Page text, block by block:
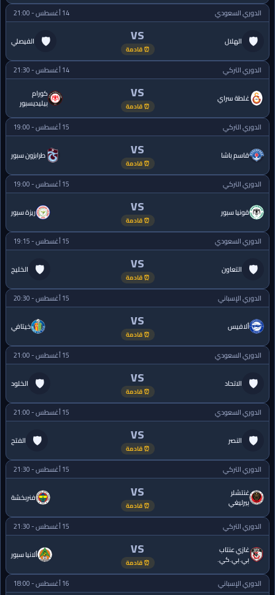
الدوري السعودي 14 أغسطس - 21:00
🛡 الهلال VS
⏰ قادمة
الفيصلي 🛡
الدوري التركي 14 أغسطس - 21:30
غلطة سراي VS
⏰ قادمة
كورام
بيليديسبور
الدوري التركي
15 أغسطس - 19:00
قاسم باشا VS
⏰ قادمة
طرابزون سبور
الدوري التركي 15 أغسطس - 19:00
قونيا سبور VS
⏰ قادمة
ريزة سبور
الدوري السعودي 15 أغسطس - 19:15
🛡 التعاون VS
⏰ قادمة
الخليج 🛡
الدوري الإسباني 15 أغسطس - 20:30
ألافيس VS
⏰ قادمة
خيتافي
الدوري السعودي 15 أغسطس - 21:00
🛡 الاتحاد VS
⏰ قادمة
الخلود 🛡
الدوري السعودي 15 أغسطس - 21:00
🛡 النصر VS
⏰ قادمة
الفتح 🛡
الدوري التركي
15 أغسطس - 21:30
غنتشلر
بيرليغي
VS
⏰ قادمة
فنربخشة
الدوري التركي
15 أغسطس - 21:30
غازي عنتاب
بي.بي.كي.
VS
⏰ قادمة
ألانيا سبور
الدوري الإسباني 16 أغسطس - 18:00